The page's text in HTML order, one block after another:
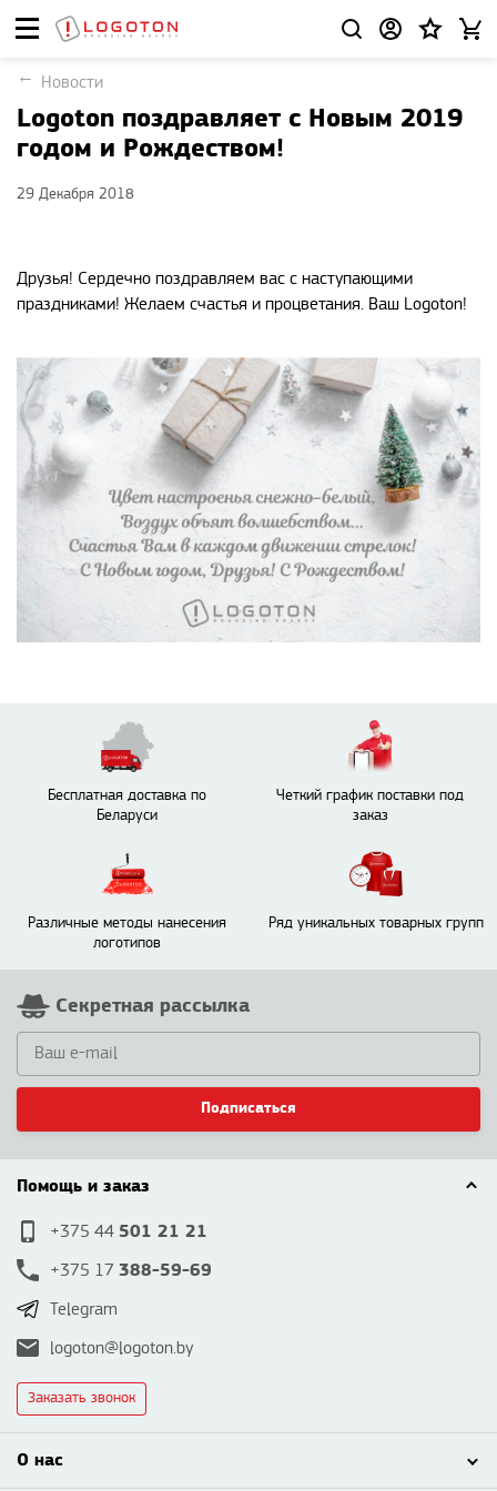
Новости
Logoton поздравляет с Новым 2019
годом и Рождеством!
29 Декабря 2018
Друзья! Сердечно поздравляем вас с наступающими
праздниками! Желаем счастья и процветания. Ваш Logoton!
Бесплатная доставка по
Беларуси
Четкий график поставки под
заказ
Различные методы нанесения
логотипов
Ряд уникальных товарных групп
Секретная рассылка
Подписаться
Помощь и заказ
+375 44 501 21 21
+375 17 388-59-69
Telegram
logoton@logoton.by
Заказать звонок
О нас